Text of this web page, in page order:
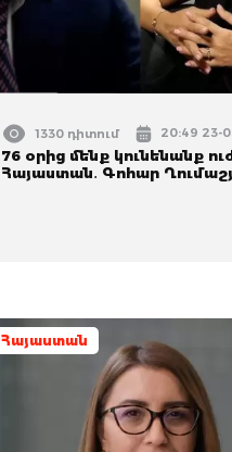
1330 դիտում 20:49 23-
76 օրից մենք կունենանք
Հայաստան․ Գոհար
Հայաստան